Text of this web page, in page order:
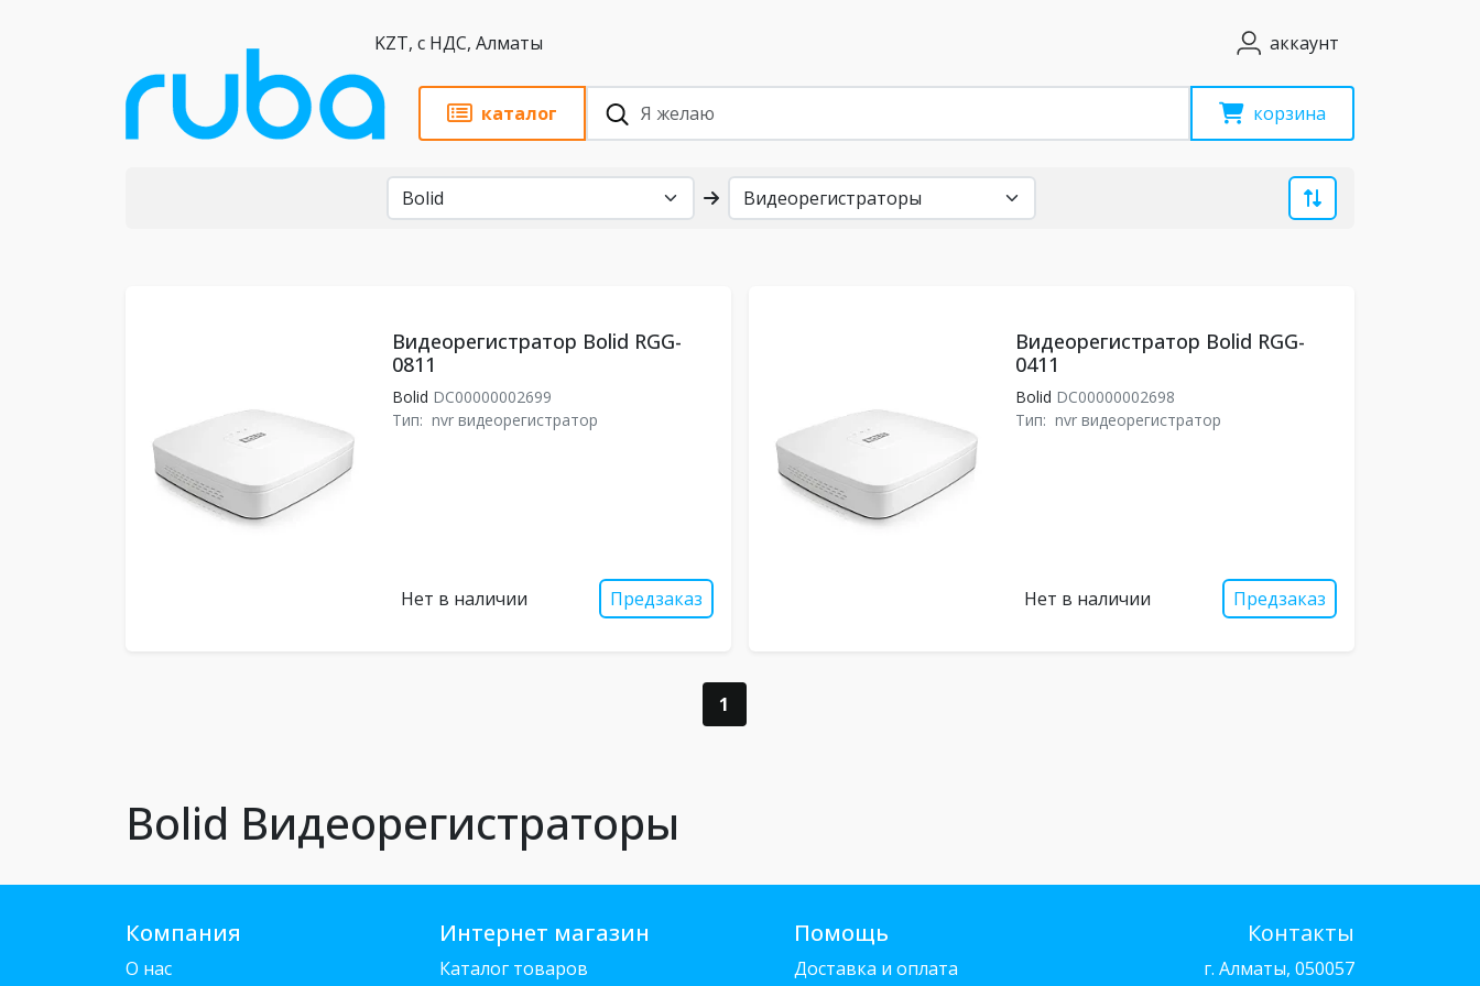
KZT, с НДС, Алматы аккаунт
каталог корзина
Видеорегистратор Bolid RGG-
0811
Bolid DC00000002699
Тип: nvr видеорегистратор
Нет в наличии Предзаказ
Видеорегистратор Bolid RGG-
0411
Bolid DC00000002698
Тип: nvr видеорегистратор
Нет в наличии Предзаказ
1
Bolid Видеорегистраторы
Компания
О нас
Интернет магазин
Каталог товаров
Помощь
Доставка и оплата
Контакты
г. Алматы, 050057